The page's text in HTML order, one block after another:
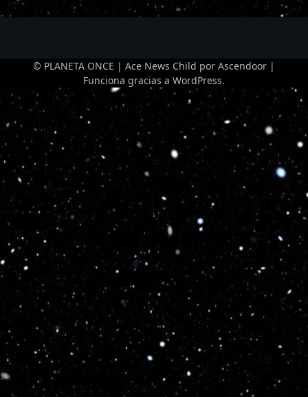
© PLANETA ONCE | Ace News Child por Ascendoor |
Funciona gracias a WordPress.
Optimized by Seraphinite Accelerator
Turns on site high speed to be attractive for people and search engines.